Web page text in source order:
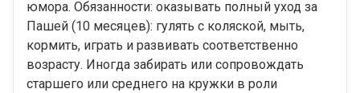
юмора. Обязанности: оказывать полный уход за
Пашей (10 месяцев): гулять с коляской, мыть,
кормить, играть и развивать соответственно
возрасту. Иногда забирать или сопровождать
старшего или среднего на кружки в роли